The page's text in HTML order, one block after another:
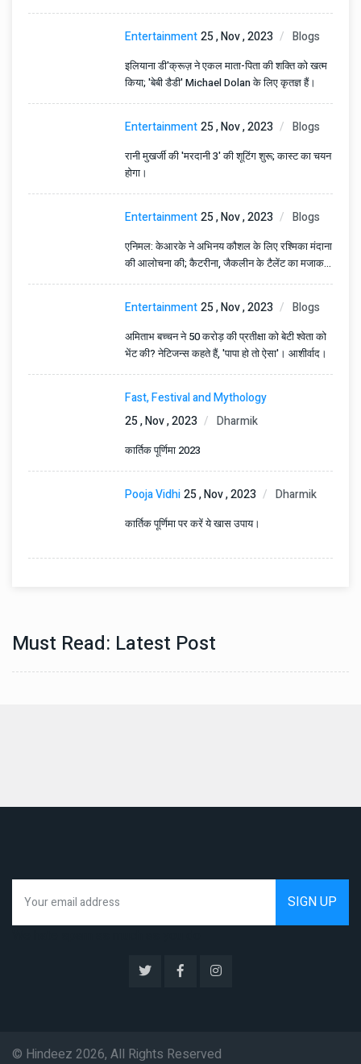
Entertainment25 , Nov , 2023 Blogs
इलियाना डी'क्रूज़ ने एकल माता-पिता की शक्ति को खत्म
किया; 'बेबी डैडी' Michael Dolan के लिए कृतज्ञ हैं।
Entertainment25 , Nov , 2023 Blogs
रानी मुखर्जी की 'मरदानी 3' की शूटिंग शुरू; कास्ट का चयन
होगा।
Entertainment25 , Nov , 2023 Blogs
एनिमल: केआरके ने अभिनय कौशल के लिए रश्मिका मंदाना
की आलोचना की; कैटरीना, जैकलीन के टैलेंट का मजाक
उड़ाते हैं
Entertainment25 , Nov , 2023 Blogs
अमिताभ बच्चन ने 50 करोड़ की प्रतीक्षा को बेटी श्वेता को
भेंट की? नेटिजन्स कहते हैं, 'पापा हो तो ऐसा'। आशीर्वाद।
Fast, Festival and Mythology
25 , Nov , 2023
Dharmik
कार्तिक पूर्णिमा 2023
Pooja Vidhi25 , Nov , 2023 Dharmik
कार्तिक पूर्णिमा पर करें ये खास उपाय।
Must Read: Latest Post
© Hindeez 2026, All Rights Reserved